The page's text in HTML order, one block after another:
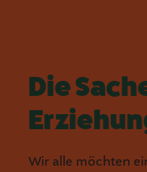
Die
Wir alle möchten